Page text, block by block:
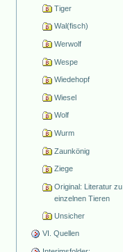
Tiger
Wal(fisch)
Werwolf
Wespe
Wiedehopf
Wiesel
Wolf
Wurm
Zaunkönig
Ziege
Original: Literatur zu
einzelnen Tieren
Unsicher
VI. Quellen